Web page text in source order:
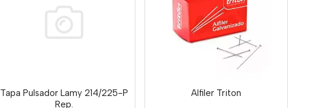
Tapa Pulsador Lamy 214/225-P
Rep.
Alfiler Triton